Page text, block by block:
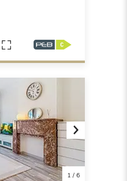
Next
1/ 6